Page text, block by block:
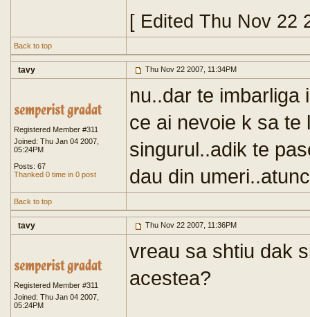
[ Edited Thu Nov 22
Back to top
tavy Thu Nov 22 2007, 11:34PM
Registered Member #311
Joined: Thu Jan 04 2007,
05:24PM
Posts: 67
Thanked 0 time in 0 post
nu..dar te imbarliga
ce ai nevoie k sa te
singurul..adik te
dau din
Back to top
tavy Thu Nov 22 2007, 11:36PM
Registered Member #311
Joined: Thu Jan 04 2007,
05:24PM
vreau sa shtiu dak
acestea?